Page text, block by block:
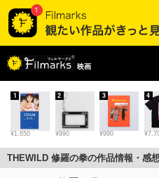
映画
¥1,650
1
¥990
2
¥990
3 4
THEWILD 修羅の拳の作品情報・感